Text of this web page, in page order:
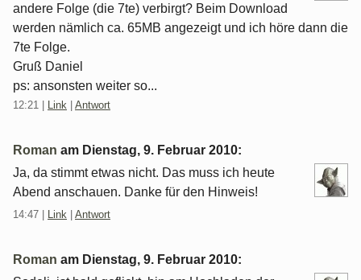
andere Folge (die 7te) verbirgt? Beim Download
werden nämlich ca. 65MB angezeigt und ich höre dann die
7te Folge.
Gruß Daniel
ps: ansonsten weiter so...
12:21 | Link | Antwort
Roman am Dienstag, 9. Februar 2010:
Ja, da stimmt etwas nicht. Das muss ich heute
Abend anschauen. Danke für den Hinweis!
14:47 | Link | Antwort
Roman am Dienstag, 9. Februar 2010: